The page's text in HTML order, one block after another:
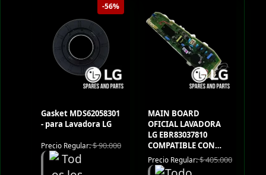
-56%
Gasket MDS62058301
- para Lavadora LG
Precio Regular:$90.000
MAIN BOARD
OFICIAL LAVADORA
LG EBR83037810
COMPATIBLE CON
WT17DSB
Precio Regular:$405.000